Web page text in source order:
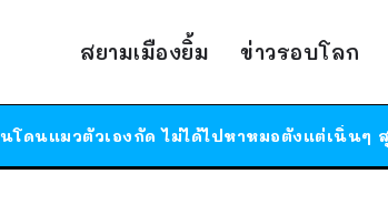
สยามเมืองยิ้ม ข่าวรอบโลก